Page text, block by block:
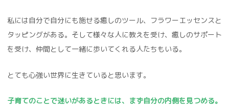
私には自分で自分にも施せる癒しのツール、フラワーエッセンスと
タッピングがある。そして様々な人に教えを受け、癒しのサポート
を受け、仲間として一緒に歩いてくれる人たちもいる。
とても心強い世界に生きていると思います。
子育てのことで迷いがあるときには、まず自分の内側を見つめる。